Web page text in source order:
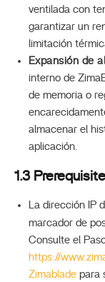
ventilada con
garantizar un
limitación
Expansión de
interno de
de memoria o
almacenar el
aplicación.
1.3
La dirección IP
marcador de
Consulte el
https://
Zimablade para